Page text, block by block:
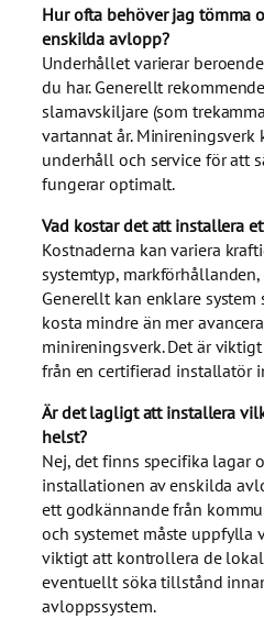
Hur ofta behöver jag tömma
enskilda avlopp?
Underhållet varierar
du har. Generellt
slamavskiljare (som
vartannat år. Minireningsverk
underhåll och service för att
fungerar optimalt.
Vad kostar det att installera
Kostnaderna kan variera
systemtyp,
Generellt kan enklare
kosta mindre än mer
minireningsverk. Det är
från en certifierad installatör
Är det lagligt att installera
helst?
Nej, det finns specifika lagar
installationen av enskilda
ett godkännande från
och systemet måste uppfylla
viktigt att kontrollera de
eventuellt söka tillstånd
avloppssystem.